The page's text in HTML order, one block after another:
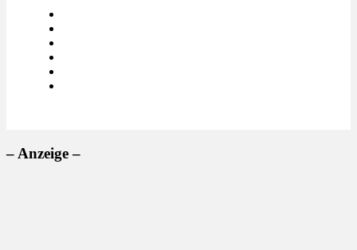
– Anzeige –